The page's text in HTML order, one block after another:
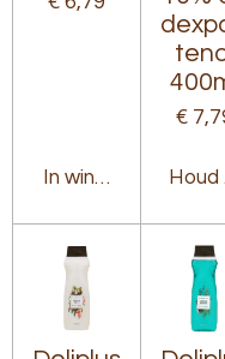
In winkelwagen
€
Houd